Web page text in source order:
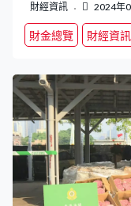
財經資訊 2024年
財金總覽 財經資訊